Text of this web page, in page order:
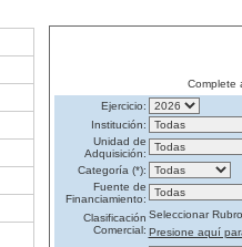
Complete
Ejercicio:
Institución:
Unidad de
Adquisición:
Categoría (*):
Fuente de
Financiamiento:
Clasificación
Comercial:
Seleccionar Rubro
Presione aquí